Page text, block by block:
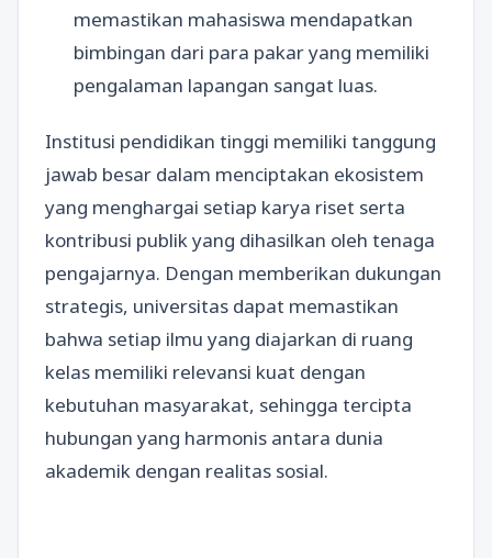
memastikan mahasiswa mendapatkan
bimbingan dari para pakar yang memiliki
pengalaman lapangan sangat luas.
Institusi pendidikan tinggi memiliki tanggung
jawab besar dalam menciptakan ekosistem
yang menghargai setiap karya riset serta
kontribusi publik yang dihasilkan oleh tenaga
pengajarnya. Dengan memberikan dukungan
strategis, universitas dapat memastikan
bahwa setiap ilmu yang diajarkan di ruang
kelas memiliki relevansi kuat dengan
kebutuhan masyarakat, sehingga tercipta
hubungan yang harmonis antara dunia
akademik dengan realitas sosial.